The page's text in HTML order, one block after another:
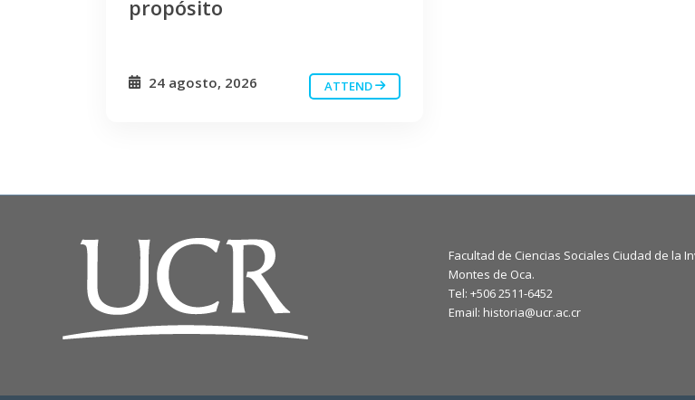
propósito
24 agosto, 2026 ATTEND
Facultad de Ciencias Sociales Ciudad de la
Montes de Oca.
Tel: +506 2511-6452
Email: historia@ucr.ac.cr